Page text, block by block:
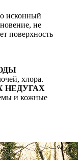
исконный
не
поверхность
хлора.
НЕДУГАХ
и кожные